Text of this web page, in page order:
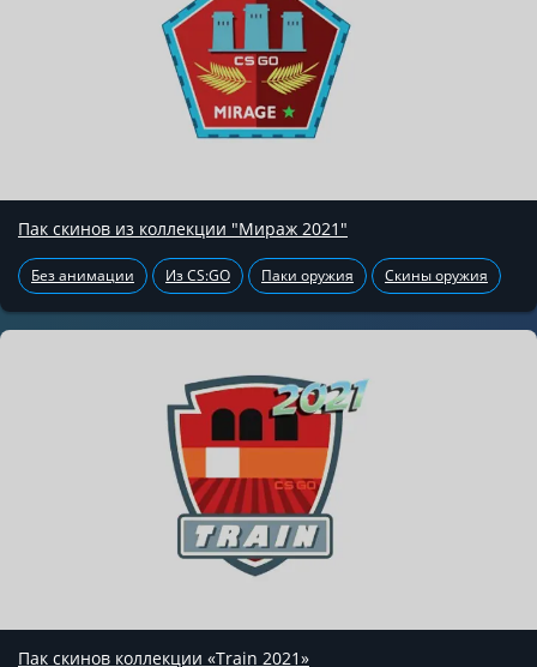
Пак скинов из коллекции "Мираж 2021"
Без анимации Из CS:GO Паки оружия Скины оружия
Пак скинов коллекции «Train 2021»